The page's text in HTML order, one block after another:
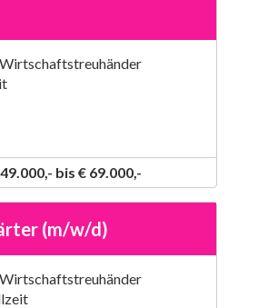
bis € 69.000,-
(m/w/d)